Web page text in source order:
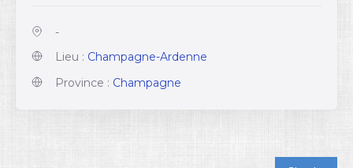
-
Lieu : Champagne-Ardenne
Province : Champagne